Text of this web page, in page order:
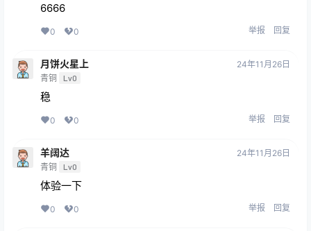
6666
0 0 举报 回复
月饼火星上
青铜 Lv0
24年11月26日
稳
0 0 举报 回复
羊阔达
青铜 Lv0
24年11月26日
体验一下
0 0 举报 回复